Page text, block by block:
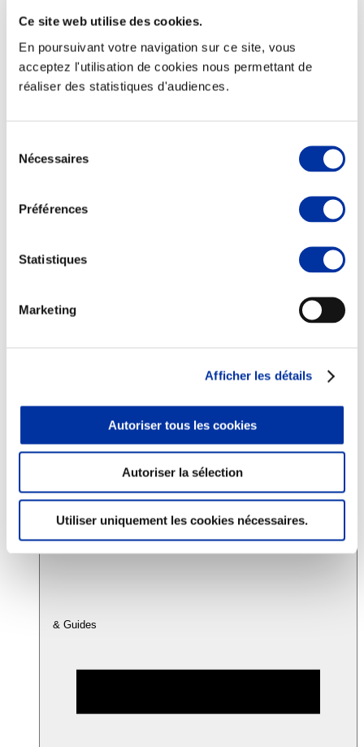
Ce site web utilise des cookies.
En poursuivant votre navigation sur ce site, vous
acceptez l'utilisation de cookies nous permettant de
réaliser des statistiques d'audiences.
Nécessaires
Préférences
Statistiques
Marketing
Afficher les détails
Autoriser tous les cookies
Autoriser la sélection
Utiliser uniquement les cookies nécessaires.
Elevage
Consommation
Sécurité sanitaire
Juste rémunération et attractivité des métiers
Info-veille scientifique
Accords
& Guides